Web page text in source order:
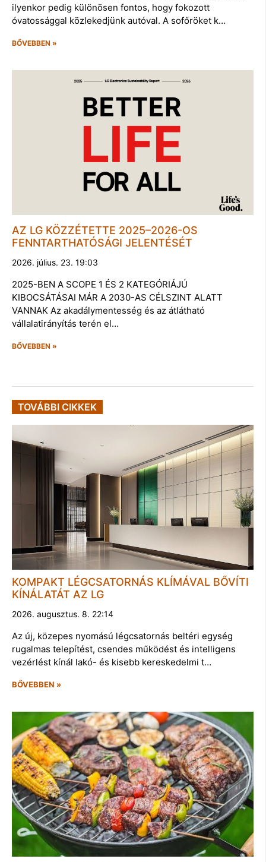
ilyenkor pedig különösen fontos, hogy fokozott
óvatossággal közlekedjünk autóval. A sofőröket k…
BŐVEBBEN »
AZ LG KÖZZÉTETTE 2025–2026-OS
FENNTARTHATÓSÁGI JELENTÉSÉT
2026. július. 23. 19:03
2025-BEN A SCOPE 1 ÉS 2 KATEGÓRIÁJÚ
KIBOCSÁTÁSAI MÁR A 2030-AS CÉLSZINT ALATT
VANNAK Az akadálymentesség és az átlátható
vállalatirányítás terén el…
BŐVEBBEN »
TOVÁBBI CIKKEK
KOMPAKT LÉGCSATORNÁS KLÍMÁVAL BŐVÍTI
KÍNÁLATÁT AZ LG
2026. augusztus. 8. 22:14
Az új, közepes nyomású légcsatornás beltéri egység
rugalmas telepítést, csendes működést és intelligens
vezérlést kínál lakó- és kisebb kereskedelmi t…
BŐVEBBEN »